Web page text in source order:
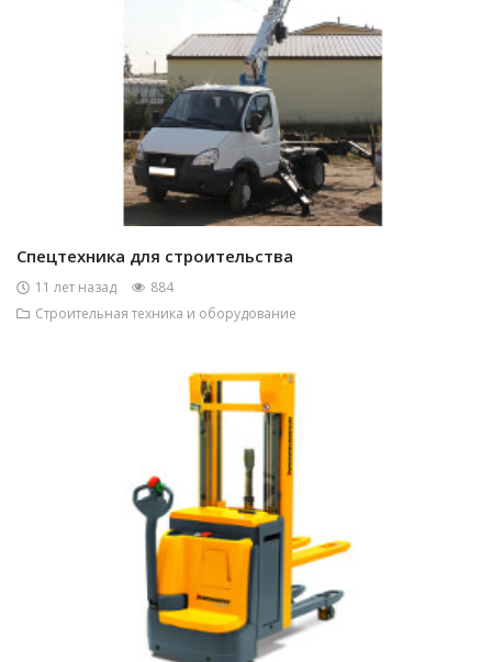
Спецтехника для строительства
11 лет назад
884
Строительная техника и оборудование